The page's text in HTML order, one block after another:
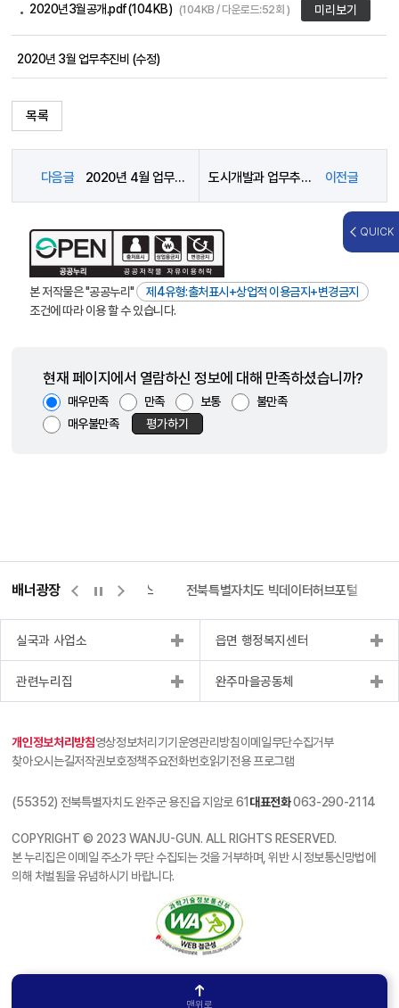
2020년3월공개.pdf(104KB) (104KB / 다운로드:52회 ) 미리보기
2020년 3월 업무추진비 (수정)
목록
다음글 2020년 4월 업무추진비 도시개발과 업무추진비 사용 내역(2020.6~8) 이전글
본 저작물은 "공공누리"
제4유형:출처표시+상업적 이용금지+변경금지
조건에 따라 이용 할 수 있습니다.
현재 페이지에서 열람하신 정보에 대해 만족하셨습니까?
매우만족 만족 보통
불만족
매우불만족
평가하기
QUICK
배너광장
량바로처리센터 위택스 전북특별자치도 빅데이터허브포털
실국과 사업소 읍면 행정복지센터
관련누리집 완주마을공동체
개인정보처리방침영상정보처리기기운영관리방침이메일무단수집거부
찾아오시는길저작권보호정책주요전화번호읽기전용 프로그램
(55352) 전북특별자치도 완주군 용진읍 지암로 61 대표전화063-290-2114
COPYRIGHT © 2023 WANJU-GUN. ALL RIGHTS RESERVED.
본 누리집은 이메일 주소가 무단 수집되는 것을 거부하며, 위반 시 정보통신망법에
의해 처벌됨을 유념하시기 바랍니다.
맨위로